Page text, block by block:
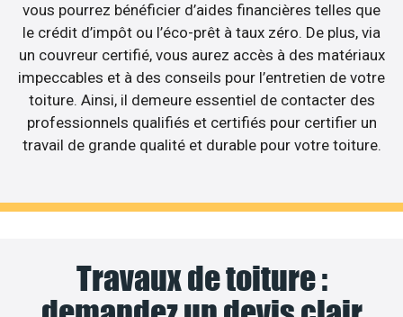
vous pourrez bénéficier d’aides financières telles que
le crédit d’impôt ou l’éco-prêt à taux zéro. De plus, via
un couvreur certifié, vous aurez accès à des matériaux
impeccables et à des conseils pour l’entretien de votre
toiture. Ainsi, il demeure essentiel de contacter des
professionnels qualifiés et certifiés pour certifier un
travail de grande qualité et durable pour votre toiture.
Travaux de toiture :